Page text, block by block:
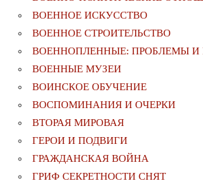
ВОЕННОЕ ИСКУССТВО
ВОЕННОЕ СТРОИТЕЛЬСТВО
ВОЕННОПЛЕННЫЕ: ПРОБЛЕМЫ И
ВОЕННЫЕ МУЗЕИ
ВОИНСКОЕ ОБУЧЕНИЕ
ВОСПОМИНАНИЯ И ОЧЕРКИ
ВТОРАЯ МИРОВАЯ
ГЕРОИ И ПОДВИГИ
ГРАЖДАНСКАЯ ВОЙНА
ГРИФ СЕКРЕТНОСТИ СНЯТ